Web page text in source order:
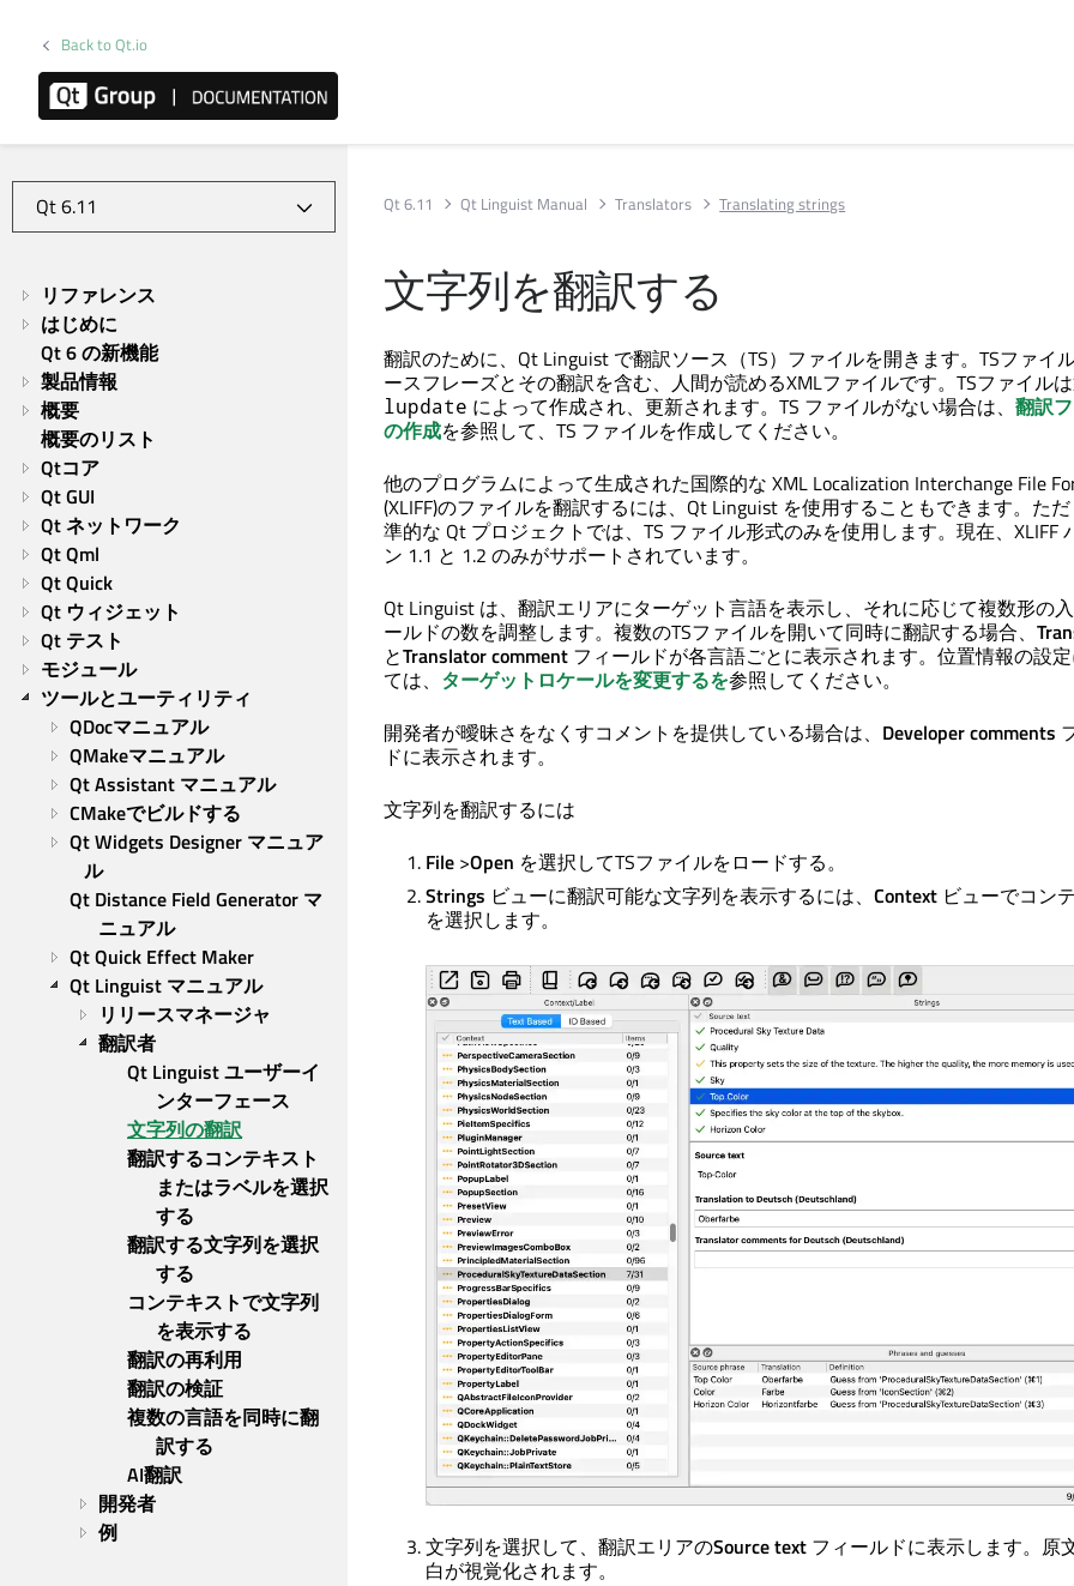
Back to Qt.io
リファレンス
はじめに
Qt 6 の新機能
製品情報
概要
概要のリスト
Qtコア
Qt GUI
Qt ネットワーク
Qt Qml
Qt Quick
Qt ウィジェット
Qt テスト
モジュール
ツールとユーティリティ
QDocマニュアル
QMakeマニュアル
Qt Assistant マニュアル
CMakeでビルドする
Qt Widgets Designer マニュア
ル
Qt Distance Field Generator マ
ニュアル
Qt Quick Effect Maker
Qt Linguist マニュアル
リリースマネージャ
翻訳者
Qt Linguist ユーザーイ
ンターフェース
文字列の翻訳
翻訳するコンテキスト
またはラベルを選択
する
翻訳する文字列を選択
する
コンテキストで文字列
を表示する
翻訳の再利用
翻訳の検証
複数の言語を同時に翻
訳する
AI翻訳
開発者
例
Qt 6.11 Qt Linguist Manual Translators Translating strings
文字列を翻訳する
翻訳のために、 Qt Linguist で翻訳ソース（TS）ファイルを開きます。TSファイ
ースフレーズとその翻訳を含む、人間が読めるXMLファイルです。TSファイル
lupdate によって作成され、更新されます。TS ファイルがない場合は、 翻訳
の作成を参照して、TS ファイルを作成してください。
他のプログラムによって生成された国際的な XML Localization Interchange File
(XLIFF)のファイルを翻訳するには、 Qt Linguist を使用することもできます。た
準的な Qt プロジェクトでは、TS ファイル形式のみを使用します。現在、XLIFF
ン 1.1 と 1.2 のみがサポートされています。
Qt Linguist は、翻訳エリアにターゲット言語を表示し、それに応じて複数形の
ールドの数を調整します。複数のTSファイルを開いて同時に翻訳する場合、
とTranslator comment フィールドが各言語ごとに表示されます。位置情報の設
ては、 ターゲットロケールを変更するを参照してください。
開発者が曖昧さをなくすコメントを提供している場合は、 Developer comments
ドに表示されます。
文字列を翻訳するには
File >Open を選択してTSファイルをロードする。
Strings ビューに翻訳可能な文字列を表示するには、 Context ビューでコン
を選択します。
文字列を選択して、翻訳エリアのSource text フィールドに表示します。原
白が視覚化されます。